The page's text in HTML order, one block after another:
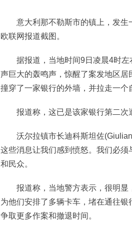
意大利那不勒斯市的镇上，发生
欧联网报道截图。
据报道，当地时间9日凌晨4时左
声巨大的轰鸣声，惊醒了案发地区
撞穿了一家银行的外墙，并拉走一个
报道称，这已是该家银行第二次
沃尔拉镇市长迪科斯坦佐
这些消息让我们感到愤怒。我们必
和民众。
报道称，当地警方表示，很明显
为他们安排了多辆卡车，堵在通往
争取更多作案和撤退时间。